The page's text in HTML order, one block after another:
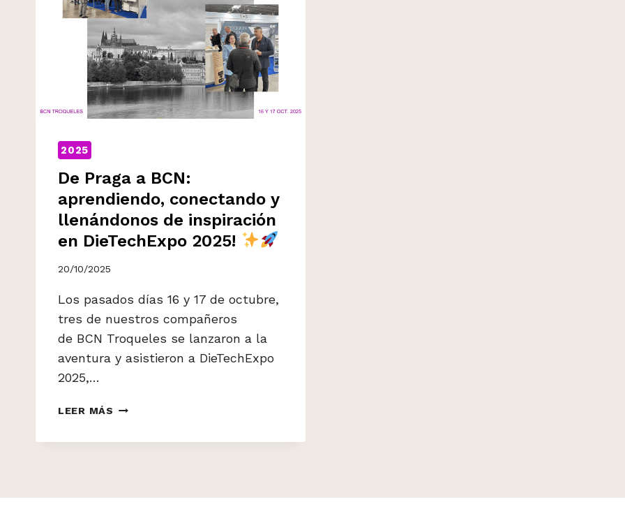
2025
De Praga a BCN:
aprendiendo, conectando y
llenándonos de inspiración
en DieTechExpo 2025!
20/10/2025
Los pasados días 16 y 17 de octubre,
tres de nuestros compañeros
de BCN Troqueles se lanzaron a la
aventura y asistieron a DieTechExpo
2025,…
LEER MÁS DE